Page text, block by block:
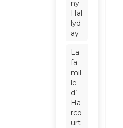
ny
Hal
lyd
ay
La
fa
mil
le
d’
Ha
rco
urt